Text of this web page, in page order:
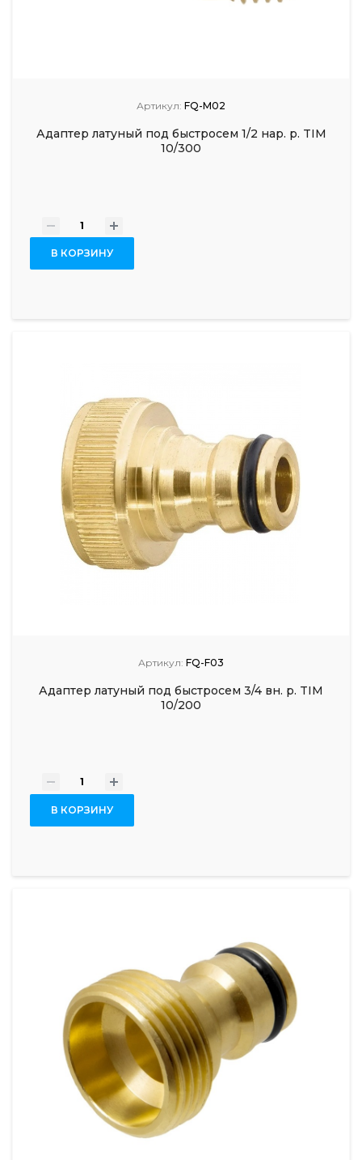
Артикул: FQ-M02
Адаптер латуный под быстросем 1/2 нар. р. TIM
10/300
- +
В КОРЗИНУ
Артикул: FQ-F03
Адаптер латуный под быстросем 3/4 вн. р. TIM
10/200
- +
В КОРЗИНУ